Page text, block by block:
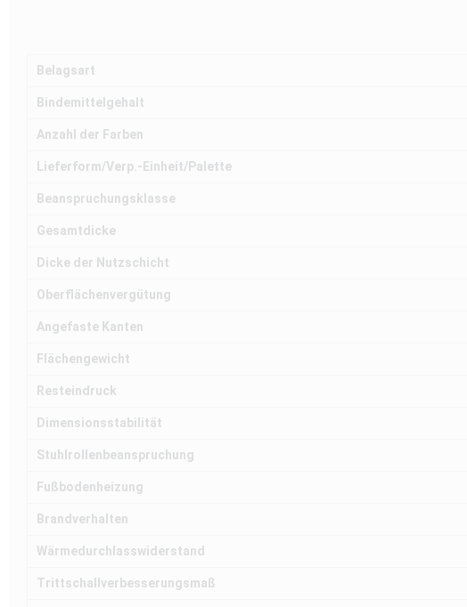
Belagsart
Bindemittelgehalt
Anzahl der Farben
Lieferform/Verp.-Einheit/Palette
Beanspruchungsklasse
Gesamtdicke
Dicke der Nutzschicht
Oberflächenvergütung
Angefaste Kanten
Flächengewicht
Resteindruck
Dimensionsstabilität
Stuhlrollenbeanspruchung
Fußbodenheizung
Brandverhalten
Wärmedurchlasswiderstand
Trittschallverbesserungsmaß